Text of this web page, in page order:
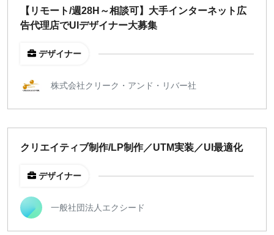
【リモート/週28H～相談可】大手インターネット広
告代理店でUIデザイナー大募集
デザイナー
株式会社クリーク・アンド・リバー社
クリエイティブ制作/LP制作／UTM実装／UI最適化
デザイナー
一般社団法人エクシード